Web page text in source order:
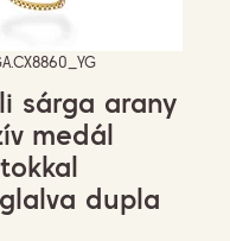
sárga arany
medál
dupla